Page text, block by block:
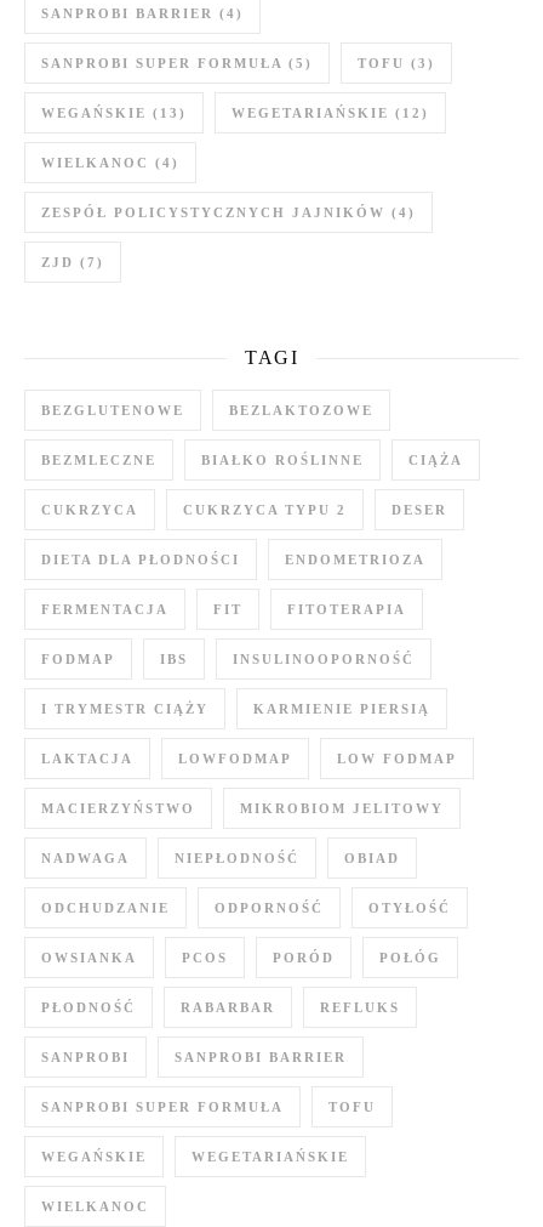
SANPROBI BARRIER (4)
SANPROBI SUPER FORMUŁA (5) TOFU (3)
WEGAŃSKIE (13) WEGETARIAŃSKIE (12)
WIELKANOC (4)
ZESPÓŁ POLICYSTYCZNYCH JAJNIKÓW (4)
ZJD (7)
TAGI
BEZGLUTENOWE BEZLAKTOZOWE
BEZMLECZNE BIAŁKO ROŚLINNE CIĄŻA
CUKRZYCA CUKRZYCA TYPU 2 DESER
DIETA DLA PŁODNOŚCI ENDOMETRIOZA
FERMENTACJA FIT FITOTERAPIA
FODMAP IBS INSULINOOPORNOŚĆ
I TRYMESTR CIĄŻY KARMIENIE PIERSIĄ
LAKTACJA LOWFODMAP LOW FODMAP
MACIERZYŃSTWO MIKROBIOM JELITOWY
NADWAGA NIEPŁODNOŚĆ OBIAD
ODCHUDZANIE ODPORNOŚĆ OTYŁOŚĆ
OWSIANKA PCOS PORÓD POŁÓG
PŁODNOŚĆ RABARBAR REFLUKS
SANPROBI SANPROBI BARRIER
SANPROBI SUPER FORMUŁA TOFU
WEGAŃSKIE WEGETARIAŃSKIE
WIELKANOC